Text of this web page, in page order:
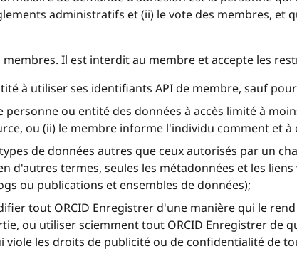
administratifs et (ii) le vote des membres, et
Il est interdit au membre et accepte les
à utiliser ses identifiants API de membre, sauf
ou entité des données à accès limité à
ou (ii) le membre informe l'individu comment et à
de données autres que ceux autorisés par un
d'autres termes, seules les métadonnées et les
ou publications et ensembles de données);
tout ORCID Enregistrer d'une manière qui le
ou utiliser sciemment tout ORCID Enregistrer de
viole les droits de publicité ou de confidentialité de